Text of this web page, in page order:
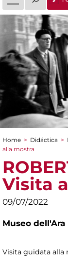
You are
Home > Didáctica >
alla mostra
Visita
09/07/2022
Museo dell'Ara
Visita guidata alla